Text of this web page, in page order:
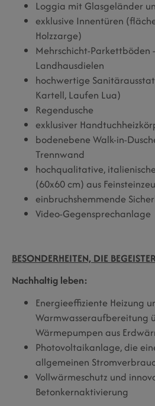
Loggia mit Glasgeländer
exklusive Innentüren
Holzzarge)
Mehrschicht-Parkettböden
Landhausdielen
hochwertige
Kartell, Laufen Lua)
Regendusche
exklusiver
bodenebene Walk-in-
Trennwand
hochqualitative,
(60x60 cm) aus
einbruchshemmende
Video-Gegensprechanlage
BESONDERHEITEN, DIE
Nachhaltig leben:
Energieeffiziente Heizung
Warmwasseraufbereitung
Wärmepumpen aus
Photovoltaikanlage, die
allgemeinen
Vollwärmeschutz und
Betonkernaktivierung